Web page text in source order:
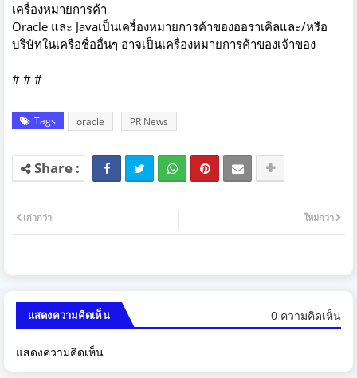
เครื่องหมายการค้า
Oracle และ Javaเป็นเครื่องหมายการค้าของออราเคิลและ/หรือ
บริษัทในเครือชื่ออื่นๆ อาจเป็นเครื่องหมายการค้าของเจ้าของ
# # #
Tags oracle PR News
ใหม่กว่า
เก่ากว่า
แสดงความคิดเห็น 0 ความคิดเห็น
แสดงความคิดเห็น